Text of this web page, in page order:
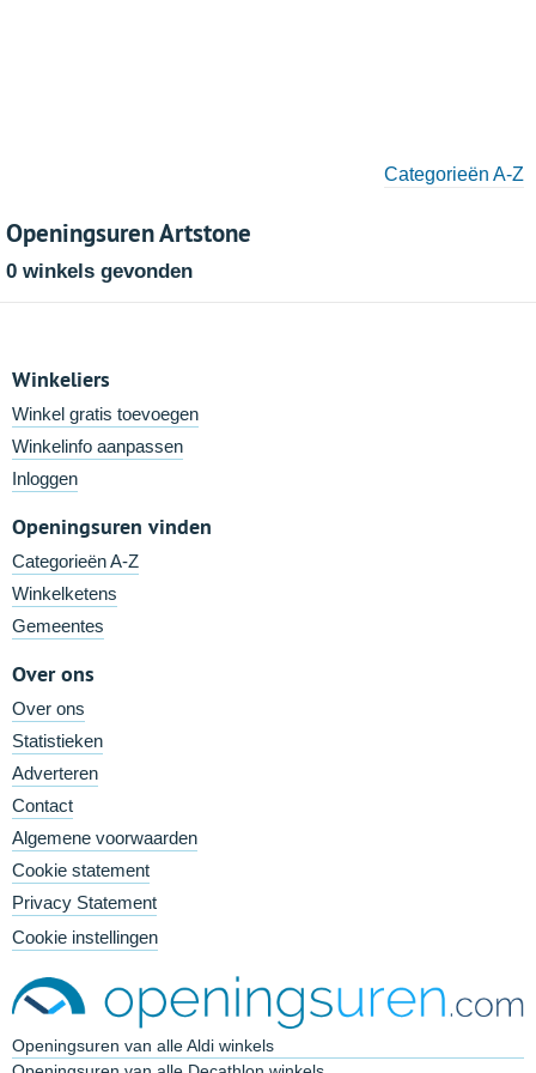
Categorieën A-Z
Openingsuren Artstone
0 winkels gevonden
Winkeliers
Winkel gratis toevoegen
Winkelinfo aanpassen
Inloggen
Openingsuren vinden
Categorieën A-Z
Winkelketens
Gemeentes
Over ons
Over ons
Statistieken
Adverteren
Contact
Algemene voorwaarden
Cookie statement
Privacy Statement
Cookie instellingen
Openingsuren van alle Aldi winkels